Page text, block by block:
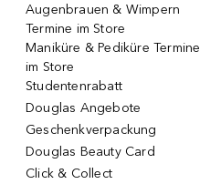
Augenbrauen & Wimpern
Termine im Store
Maniküre & Pediküre Termine
im Store
Studentenrabatt
Douglas Angebote
Geschenkverpackung
Douglas Beauty Card
Click & Collect